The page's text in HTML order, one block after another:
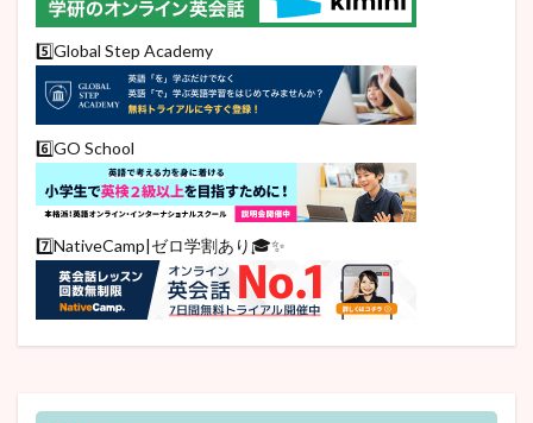
5️⃣Global Step Academy
6️⃣GO School
7️⃣NativeCamp|ゼロ学割あり🎓✨